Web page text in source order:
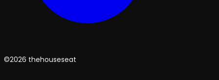
©2026 thehouseseat